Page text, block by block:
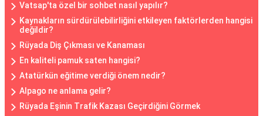
Vatsap'ta özel bir sohbet nasıl yapılır?
Kaynakların sürdürülebilirliğini etkileyen faktörlerden hangisi
değildir?
Rüyada Diş Çıkması ve Kanaması
En kaliteli pamuk saten hangisi?
Atatürkün eğitime verdiği önem nedir?
Alpago ne anlama gelir?
Rüyada Eşinin Trafik Kazası Geçirdiğini Görmek